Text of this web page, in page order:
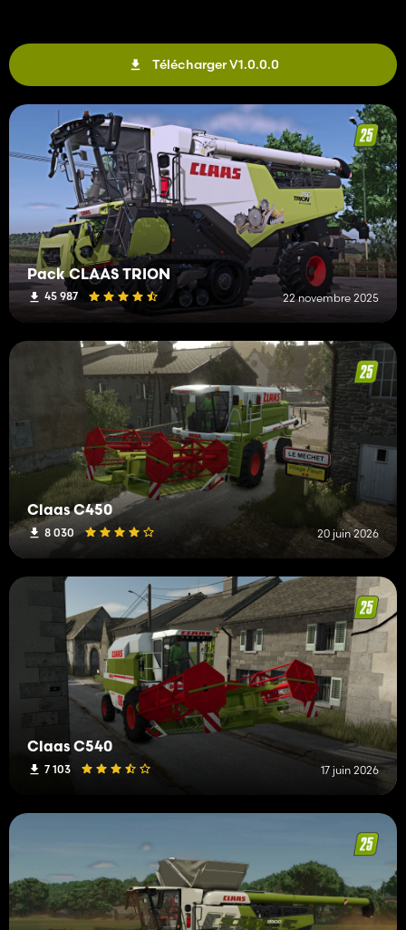
Télécharger V1.0.0.0
Pack CLAAS TRION
45 987 22 novembre 2025
Claas C450
8 030 20 juin 2026
Claas C540
7 103 17 juin 2026